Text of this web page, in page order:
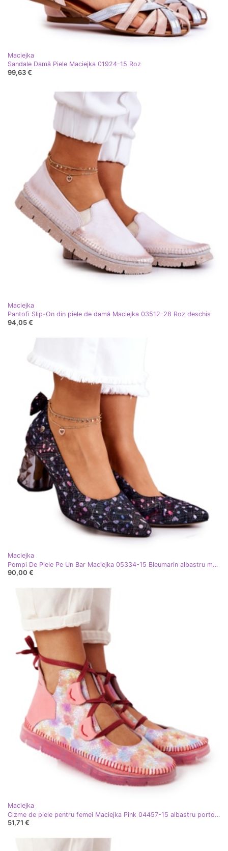
Maciejka
Sandale Damă Piele Maciejka 01924-15 Roz
99,63 €
Maciejka
Pantofi Slip-On din piele de damă Maciejka 03512-28 Roz deschis
94,05 €
Maciejka
Pompi De Piele Pe Un Bar Maciejka 05334-15 Bleumarin albastru marin roz multicolor
90,00 €
Maciejka
Cizme de piele pentru femei Maciejka Pink 04457-15 albastru portocale roz verde galben
51,71 €